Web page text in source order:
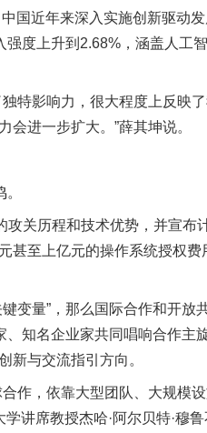
国近年来深入实施创新驱动发
度上升到2.68%，涵盖人工
特影响力，很大程度上反映
进一步扩大。”薛其坤说。
关历程和技术优势，并宣布
甚至上亿元的操作系统授权费
变量”，那么国际合作和开放
、知名企业家共同唱响合作主
新与交流指引方向。
作，依靠大型团队、大规模
讲席教授杰哈·阿尔贝特·穆鲁